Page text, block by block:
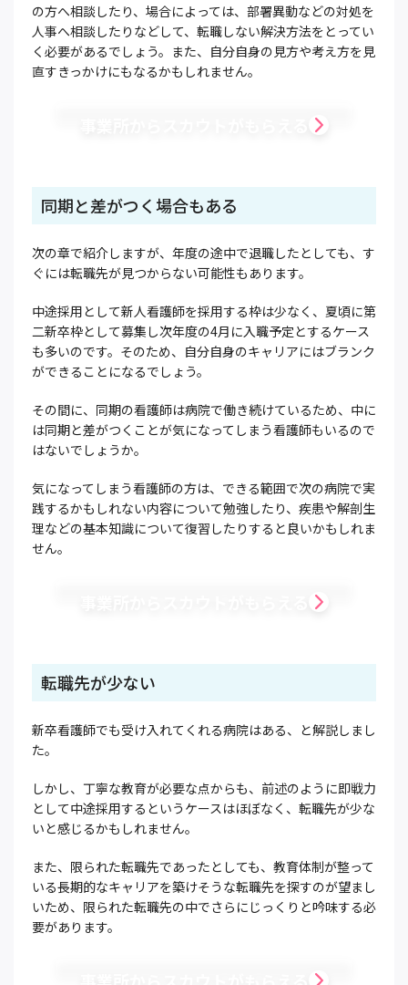
の方へ相談したり、場合によっては、部署異動などの対処を
人事へ相談したりなどして、転職しない解決方法をとってい
く必要があるでしょう。また、自分自身の見方や考え方を見
直すきっかけにもなるかもしれません。
同期と差がつく場合もある
次の章で紹介しますが、年度の途中で退職したとしても、す
ぐには転職先が見つからない可能性もあります。
中途採用として新人看護師を採用する枠は少なく、夏頃に第
二新卒枠として募集し次年度の4月に入職予定とするケース
も多いのです。そのため、自分自身のキャリアにはブランク
ができることになるでしょう。
その間に、同期の看護師は病院で働き続けているため、中に
は同期と差がつくことが気になってしまう看護師もいるので
はないでしょうか。
気になってしまう看護師の方は、できる範囲で次の病院で実
践するかもしれない内容について勉強したり、疾患や解剖生
理などの基本知識について復習したりすると良いかもしれま
せん。
転職先が少ない
新卒看護師でも受け入れてくれる病院はある、と解説しまし
た。
しかし、丁寧な教育が必要な点からも、前述のように即戦力
として中途採用するというケースはほぼなく、転職先が少な
いと感じるかもしれません。
また、限られた転職先であったとしても、教育体制が整って
いる長期的なキャリアを築けそうな転職先を探すのが望まし
いため、限られた転職先の中でさらにじっくりと吟味する必
要があります。